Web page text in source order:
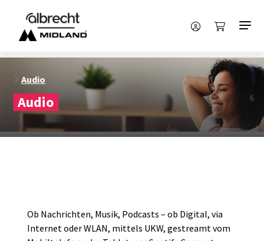
Audio
Audio
Ob Nachrichten, Musik, Podcasts – ob Digital, via
Internet oder WLAN, mittels UKW, gestreamt vom